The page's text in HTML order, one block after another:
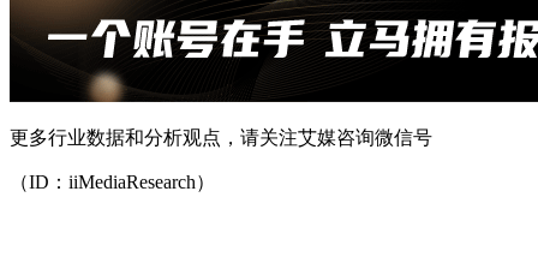
更多行业数据和分析观点，请关注艾媒咨询微信号
（ID：iiMediaResearch）